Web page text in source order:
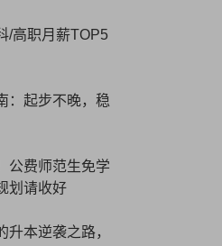
/高职月薪TOP5
：起步不晚，稳
公费师范生免学
划请收好
升本逆袭之路，